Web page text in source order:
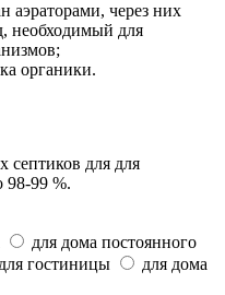
аэраторами, через них
необходимый для
органики.
септиков для для
98-99 %.
для дома постоянного
гостиницы для дома